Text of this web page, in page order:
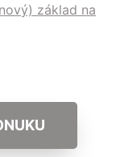
základ na